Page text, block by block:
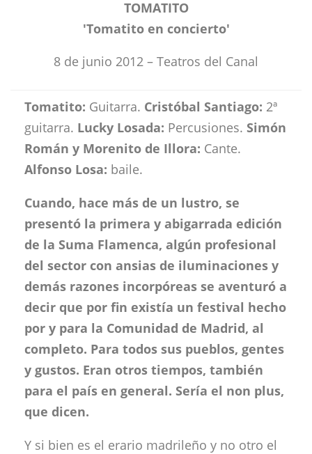
TOMATITO
'Tomatito en concierto'
8 de junio 2012 – Teatros del Canal
Tomatito: Guitarra. Cristóbal Santiago: 2ª
guitarra. Lucky Losada: Percusiones. Simón
Román y Morenito de Illora: Cante.
Alfonso Losa: baile.
Cuando, hace más de un lustro, se
presentó la primera y abigarrada edición
de la Suma Flamenca, algún profesional
del sector con ansias de iluminaciones y
demás razones incorpóreas se aventuró a
decir que por fin existía un festival hecho
por y para la Comunidad de Madrid, al
completo. Para todos sus pueblos, gentes
y gustos. Eran otros tiempos, también
para el país en general. Sería el non plus,
que dicen.
Y si bien es el erario madrileño y no otro el